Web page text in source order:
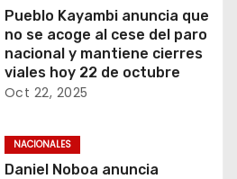
Pueblo Kayambi anuncia que
no se acoge al cese del paro
nacional y mantiene cierres
viales hoy 22 de octubre
Oct 22, 2025
NACIONALES
Daniel Noboa anuncia